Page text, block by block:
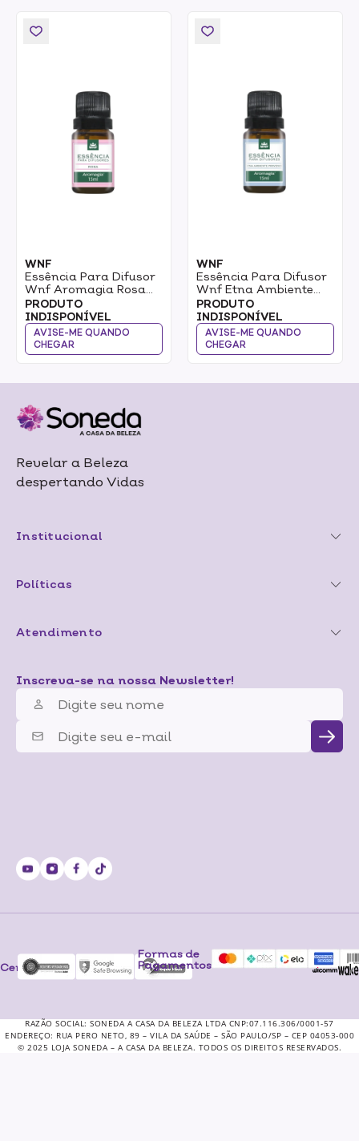
WNF
Essência Para Difusor
Wnf Aromagia Rosa
15ml
PRODUTO
INDISPONÍVEL
AVISE-ME QUANDO
CHEGAR
WNF
Essência Para Difusor
Wnf Etna Ambiente
Provence 15ml
PRODUTO
INDISPONÍVEL
AVISE-ME QUANDO
CHEGAR
Revelar a Beleza
despertando Vidas
Institucional
Políticas
Atendimento
Inscreva-se na nossa Newsletter!
Certificados
Formas de
Pagamentos
RAZÃO SOCIAL: SONEDA A CASA DA BELEZA LTDA CNP:07.116.306/0001-57
ENDEREÇO: RUA PERO NETO, 89 – VILA DA SAÚDE – SÃO PAULO/SP – CEP 04053-000
© 2025 LOJA SONEDA – A CASA DA BELEZA. TODOS OS DIREITOS RESERVADOS.